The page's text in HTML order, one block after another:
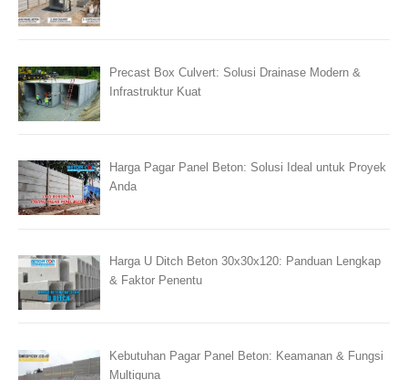
Precast Box Culvert: Solusi Drainase Modern &
Infrastruktur Kuat
Harga Pagar Panel Beton: Solusi Ideal untuk Proyek
Anda
Harga U Ditch Beton 30x30x120: Panduan Lengkap
& Faktor Penentu
Kebutuhan Pagar Panel Beton: Keamanan & Fungsi
Multiguna